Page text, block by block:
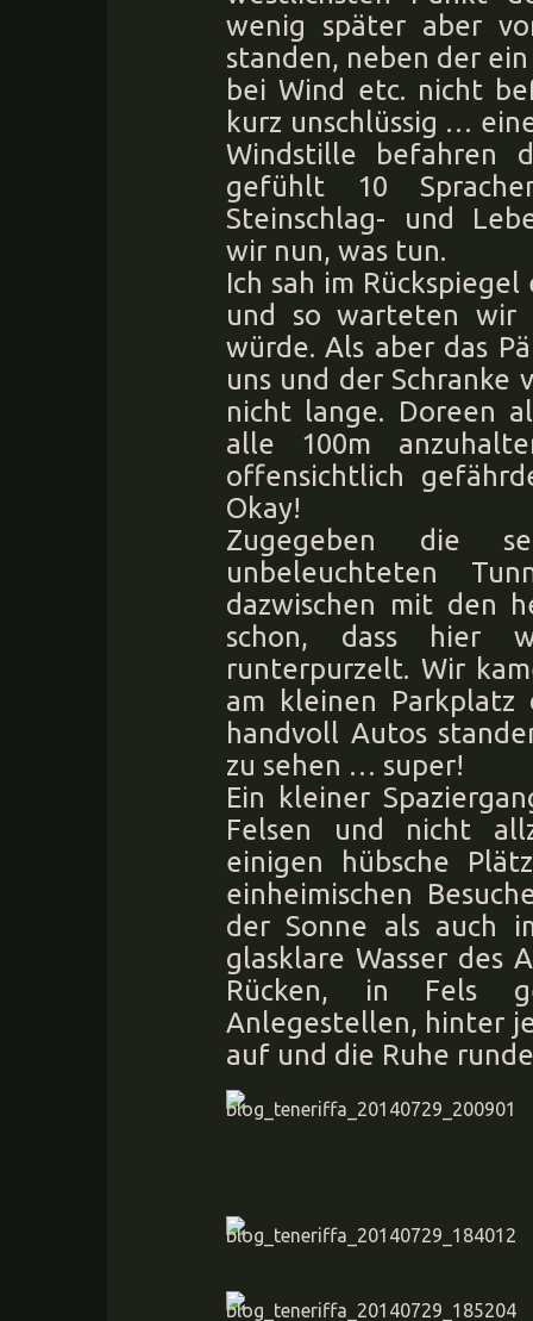
wenig später aber
standen, neben der
bei Wind etc. nicht
kurz unschlüssig …
Windstille befahren
gefühlt 10
Steinschlag- und
wir nun, was tun.
Ich sah im
und so warteten wir
würde. Als aber das
uns und der
nicht lange. Doreen
alle 100m
offensichtlich
Okay!
Zugegeben die
unbeleuchteten
dazwischen mit den
schon, dass hier
runterpurzelt. Wir
am kleinen Parkplatz
handvoll Autos
zu sehen … super!
Ein kleiner
Felsen und nicht
einigen hübsche
einheimischen
der Sonne als auch
glasklare Wasser des
Rücken, in Fels
Anlegestellen, hinter
auf und die Ruhe